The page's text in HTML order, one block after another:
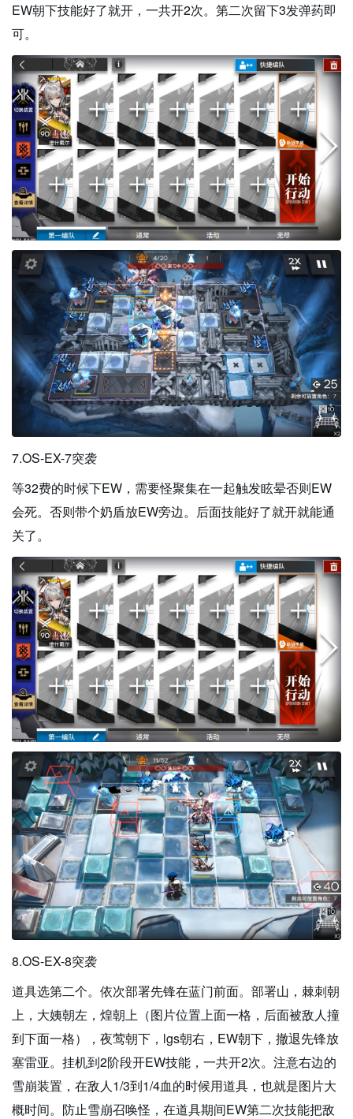
EW朝下技能好了就开，一共开2次。第二次留下3发弹药即
可。
7.OS-EX-7突袭
等32费的时候下EW，需要怪聚集在一起触发眩晕否则EW
会死。否则带个奶盾放EW旁边。后面技能好了就开就能通
关了。
8.OS-EX-8突袭
道具选第二个。依次部署先锋在蓝门前面。部署山，棘刺朝
上，大姨朝左，煌朝上（图片位置上面一格，后面被敌人撞
到下面一格），夜莺朝下，lgs朝右，EW朝下，撤退先锋放
塞雷亚。挂机到2阶段开EW技能，一共开2次。注意右边的
雪崩装置，在敌人1/3到1/4血的时候用道具，也就是图片大
概时间。防止雪崩召唤怪，在道具期间EW第二次技能把敌